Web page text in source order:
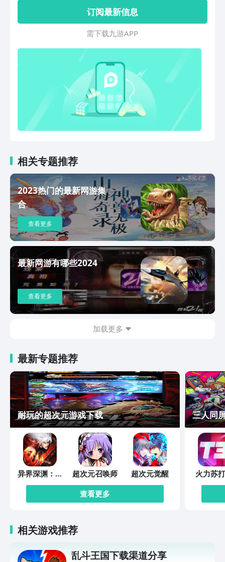
苏，玩家将扮演被古神指引的勇士，打开
探索多元宇宙的魔晶之门，奏响与魔决战
的序曲。
订阅最新信息
需 下 载 九 游 A P P
相关专题推荐
2023热门的最新网游集
合
查看更多
最新网游有哪些2024
查看更多
加载更多
最新专题推荐
耐玩的超次元游戏下载
异界深渊：觉
醒
超次元召唤师
超次元觉醒
查看更多
三人同
火力苏
相关游戏推荐
乱斗王国下载渠道分享